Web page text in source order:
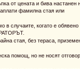
от цената и бива настанен
фамилна стая или
в случаите, когато е обявено
стая, без тераса,
помощ, но не носят